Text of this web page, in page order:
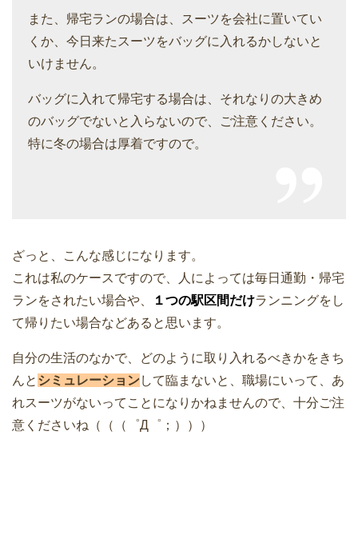
また、帰宅ランの場合は、スーツを会社に置いてい
くか、今日来たスーツをバッグに入れるかしないと
いけません。
バッグに入れて帰宅する場合は、それなりの大きめ
のバッグでないと入らないので、ご注意ください。
特に冬の場合は厚着ですので。
ざっと、こんな感じになります。
これは私のケースですので、人によっては毎日通勤・帰宅
ランをされたい場合や、
１つの駅区間だけランニングをし
て帰りたい場合などあると思います。
自分の生活のなかで、どのように取り入れるべきかをきち
んと シミュレーションして臨まないと、職場にいって、あ
れスーツがないってことになりかねませんので、十分ご注
意くださいね（（（゜Д゜；）））